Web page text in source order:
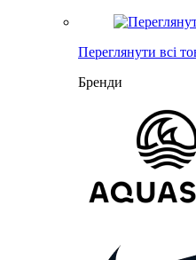
Переглянути всі
Бренди